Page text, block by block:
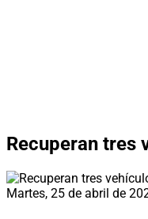
Recuperan tres
Martes, 25 de abril de